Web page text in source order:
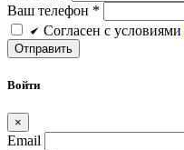
Ваш телефон *
Cогласен c условиями
Войти
×
Email